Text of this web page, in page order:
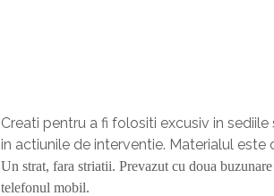
Creati pentru a fi folositi excusiv in
in actiunile de interventie. Materialul
Un strat, fara striatii. Prevazut cu doua
telefonul mobil.